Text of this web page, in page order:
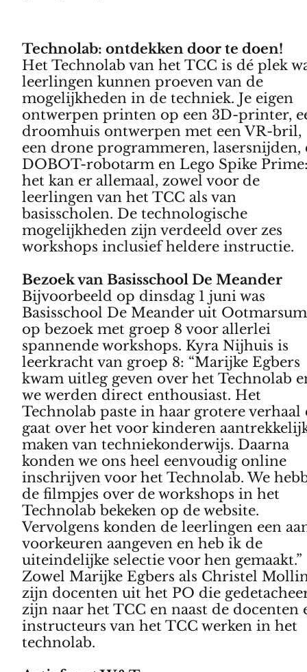
Technolab: ontdekken door te doen!
Het Technolab van het TCC is dé plek
leerlingen kunnen proeven van de
mogelijkheden in de techniek. Je eigen
ontwerpen printen op een 3D-printer,
droomhuis ontwerpen met een VR-bril,
een drone programmeren, lasersnijden,
DOBOT-robotarm en Lego Spike
het kan er allemaal, zowel voor de
leerlingen van het TCC als van
basisscholen. De technologische
mogelijkheden zijn verdeeld over zes
workshops inclusief heldere instructie.
Bezoek van Basisschool De Meander
Bijvoorbeeld op dinsdag 1 juni was
Basisschool De Meander uit Ootmarsum
op bezoek met groep 8 voor allerlei
spannende workshops. Kyra Nijhuis is
leerkracht van groep 8: “Marijke Egbers
kwam uitleg geven over het Technolab
we werden direct enthousiast. Het
Technolab paste in haar grotere verhaal
gaat over het voor kinderen
maken van techniekonderwijs. Daarna
konden we ons heel eenvoudig online
inschrijven voor het Technolab. We
de filmpjes over de workshops in het
Technolab bekeken op de website.
Vervolgens konden de leerlingen een
voorkeuren aangeven en heb ik de
uiteindelijke selectie voor hen gemaakt.”
Zowel Marijke Egbers als Christel
zijn docenten uit het PO die
zijn naar het TCC en naast de docenten
instructeurs van het TCC werken in het
technolab.